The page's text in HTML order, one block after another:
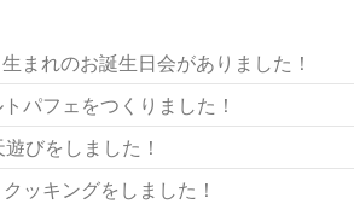
まれのお誕生日会がありました！
パフェをつくりました！
びをしました！
ッキングをしました！